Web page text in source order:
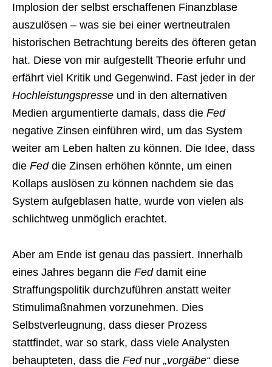
Implosion der selbst erschaffenen Finanzblase
auszulösen – was sie bei einer wertneutralen
historischen Betrachtung bereits des öfteren getan
hat. Diese von mir aufgestellt Theorie erfuhr und
erfährt viel Kritik und Gegenwind. Fast jeder in der
Hochleistungspresse und in den alternativen
Medien argumentierte damals, dass die Fed
negative Zinsen einführen wird, um das System
weiter am Leben halten zu können. Die Idee, dass
die Feddie Zinsen erhöhen könnte, um einen
Kollaps auslösen zu können nachdem sie das
System aufgeblasen hatte, wurde von vielen als
schlichtweg unmöglich erachtet.
Aber am Ende ist genau das passiert. Innerhalb
eines Jahres begann die Feddamit eine
Straffungspolitik durchzuführen anstatt weiter
Stimulimaßnahmen vorzunehmen. Dies
Selbstverleugnung, dass dieser Prozess
stattfindet, war so stark, dass viele Analysten
behaupteten, dass die Fednur „vorgäbe“diese